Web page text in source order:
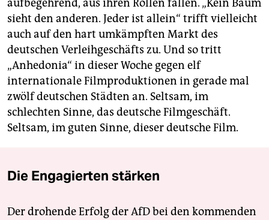
aufbegehrend, aus ihren Rollen fallen. „Kein Baum
sieht den anderen. Jeder ist allein“ trifft vielleicht
auch auf den hart umkämpften Markt des
deutschen Verleihgeschäfts zu. Und so tritt
„Anhedonia“ in dieser Woche gegen elf
internationale Filmproduktionen in gerade mal
zwölf deutschen Städten an. Seltsam, im
schlechten Sinne, das deutsche Filmgeschäft.
Seltsam, im guten Sinne, dieser deutsche Film.
Die Engagierten stärken
Der drohende Erfolg der AfD bei den kommenden